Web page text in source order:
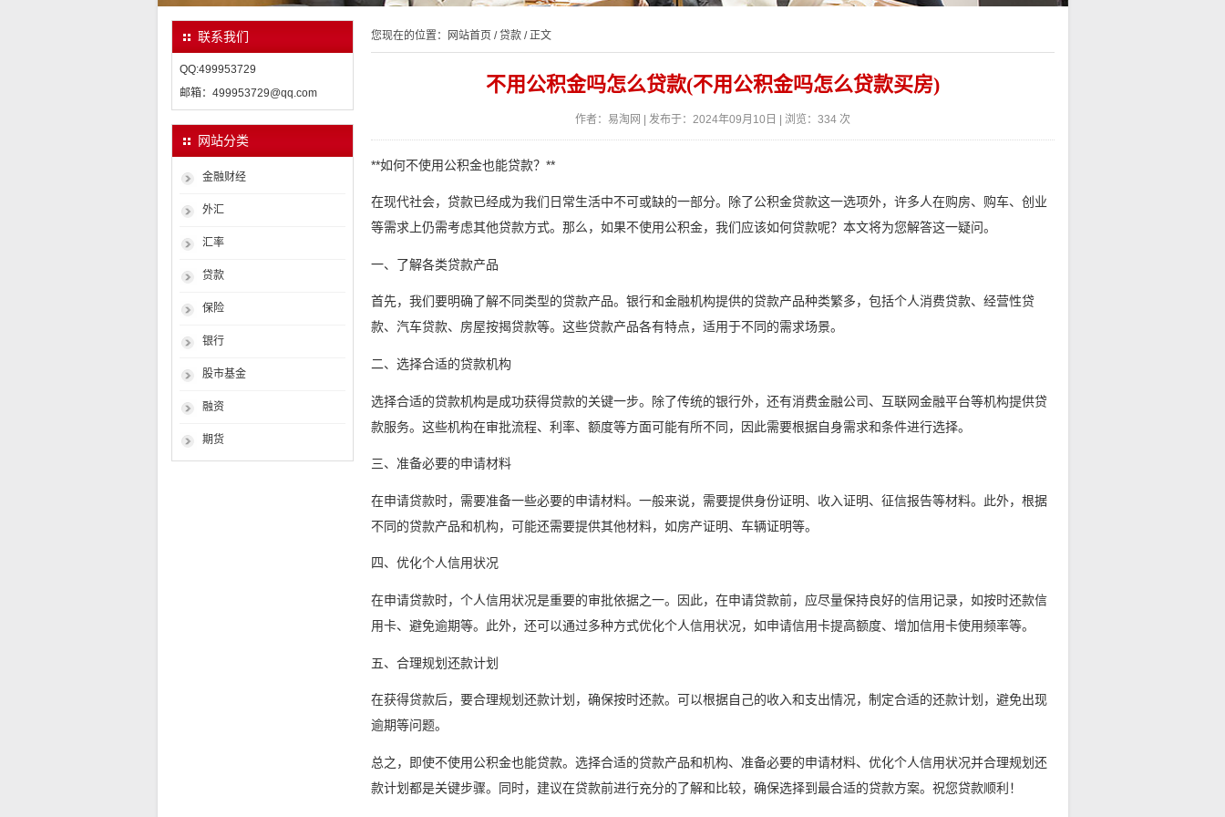
联系我们
QQ:499953729
邮箱：499953729@qq.com
网站分类
金融财经
外汇
汇率
贷款
保险
银行
股市基金
融资
期货
您现在的位置： 网站首页 /贷款/ 正文
不用公积金吗怎么贷款(不用公积金吗怎么贷款买房)
作者：易淘网 | 发布于：2024年09月10日 | 浏览：334 次
**如何不使用公积金也能贷款？**
在现代社会，贷款已经成为我们日常生活中不可或缺的一部分。除了公积金贷款这一选项外，许多人在购房、购车、创业
等需求上仍需考虑其他贷款方式。那么，如果不使用公积金，我们应该如何贷款呢？本文将为您解答这一疑问。
一、了解各类贷款产品
首先，我们要明确了解不同类型的贷款产品。银行和金融机构提供的贷款产品种类繁多，包括个人消费贷款、经营性贷
款、汽车贷款、房屋按揭贷款等。这些贷款产品各有特点，适用于不同的需求场景。
二、选择合适的贷款机构
选择合适的贷款机构是成功获得贷款的关键一步。除了传统的银行外，还有消费金融公司、互联网金融平台等机构提供贷
款服务。这些机构在审批流程、利率、额度等方面可能有所不同，因此需要根据自身需求和条件进行选择。
三、准备必要的申请材料
在申请贷款时，需要准备一些必要的申请材料。一般来说，需要提供身份证明、收入证明、征信报告等材料。此外，根据
不同的贷款产品和机构，可能还需要提供其他材料，如房产证明、车辆证明等。
四、优化个人信用状况
在申请贷款时，个人信用状况是重要的审批依据之一。因此，在申请贷款前，应尽量保持良好的信用记录，如按时还款信
用卡、避免逾期等。此外，还可以通过多种方式优化个人信用状况，如申请信用卡提高额度、增加信用卡使用频率等。
五、合理规划还款计划
在获得贷款后，要合理规划还款计划，确保按时还款。可以根据自己的收入和支出情况，制定合适的还款计划，避免出现
逾期等问题。
总之，即使不使用公积金也能贷款。选择合适的贷款产品和机构、准备必要的申请材料、优化个人信用状况并合理规划还
款计划都是关键步骤。同时，建议在贷款前进行充分的了解和比较，确保选择到最合适的贷款方案。祝您贷款顺利！